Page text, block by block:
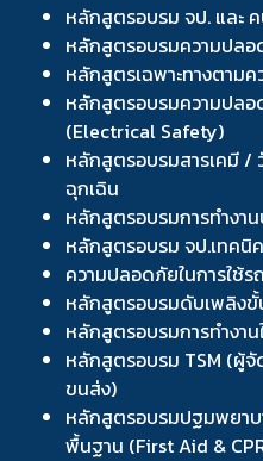
หลักสูตรอบรม จป. และ
หลักสูตรอบรมความปล
หลักสูตรเฉพาะทางตาม
หลักสูตรอบรมความปลอ
(Electrical Safety)
หลักสูตรอบรมสารเคมี /
ฉุกเฉิน
หลักสูตรอบรมการทำงา
หลักสูตรอบรม จป.เทคนิ
ความปลอดภัยในการใช้
หลักสูตรอบรมดับเพลิง
หลักสูตรอบรมการทำงา
หลักสูตรอบรม TSM (ผู้
ขนส่ง)
หลักสูตรอบรมปฐมพยาบ
พื้นฐาน (First Aid &